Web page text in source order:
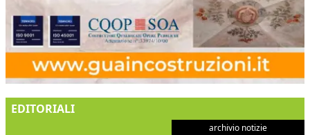
EDITORIALI
archivio notizie